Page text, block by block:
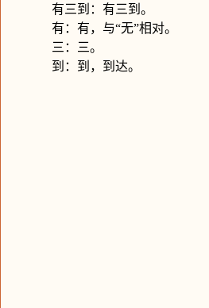
有三到：有三到。
有：有，与“无”相对。
三：三。
到：到，到达。